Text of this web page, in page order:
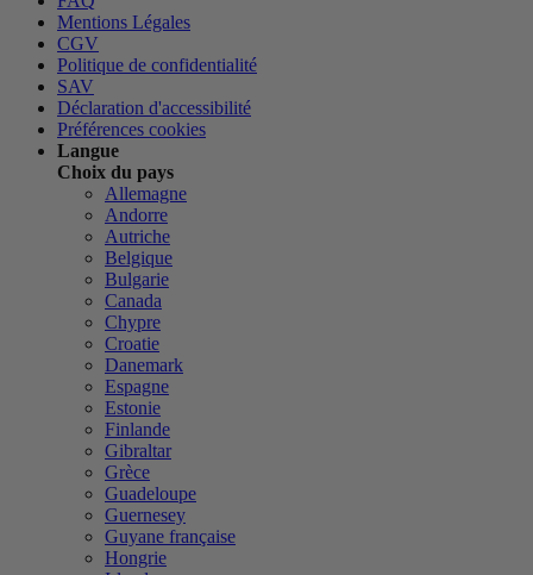
Mentions Légales
CGV
Politique de confidentialité
SAV
Déclaration d'accessibilité
Préférences cookies
Langue
Choix du pays
Allemagne
Andorre
Autriche
Belgique
Bulgarie
Canada
Chypre
Croatie
Danemark
Espagne
Estonie
Finlande
Gibraltar
Grèce
Guadeloupe
Guernesey
Guyane française
Hongrie